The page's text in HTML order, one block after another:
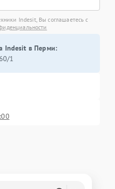
Indesit, Вы соглашаетесь с
Indesit в Перми:
1